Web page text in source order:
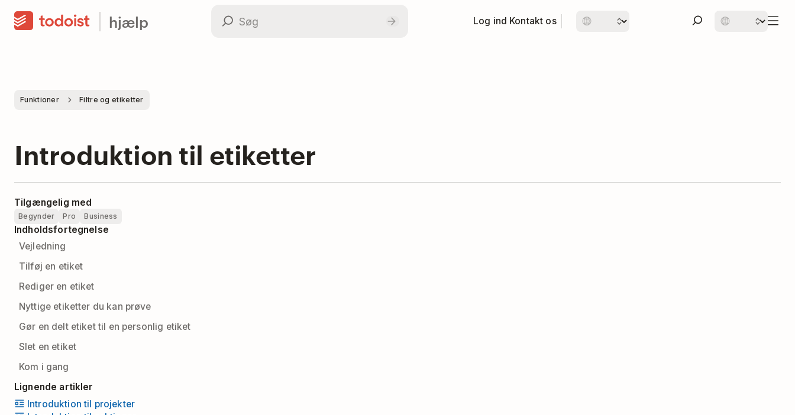
hjælp Log ind Kontakt os
Funktioner Filtre og etiketter
Introduktion til etiketter
Tilgængelig med
Begynder Pro Business
Indholdsfortegnelse
Vejledning
Tilføj en etiket
Rediger en etiket
Nyttige etiketter du kan prøve
Gør en delt etiket til en personlig etiket
Slet en etiket
Kom i gang
Lignende artikler
Introduktion til projekter